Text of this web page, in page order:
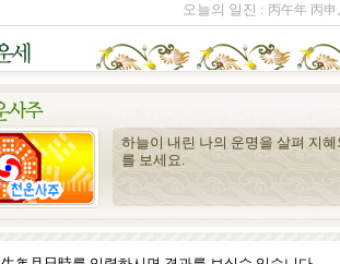
오늘의 일진 : 丙午年 丙申
하늘이 내린 나의 운명을 살펴 지
를 보세요.